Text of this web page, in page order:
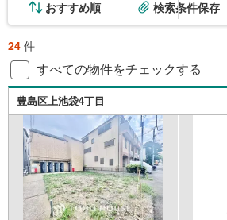
おすすめ順 検索条件保存
24 件
すべての物件をチェックする
豊島区上池袋4丁目